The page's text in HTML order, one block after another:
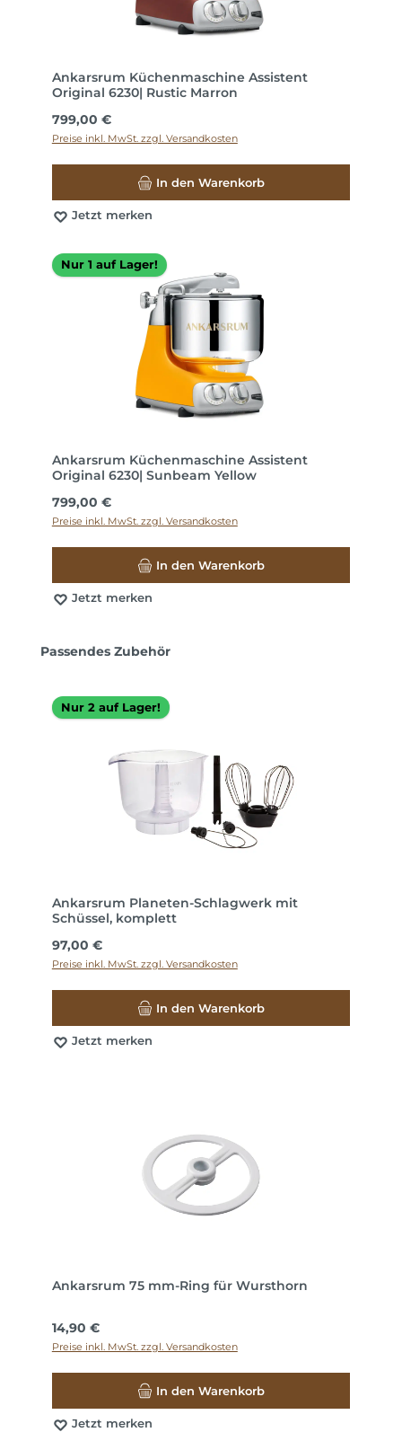
Ankarsrum Küchenmaschine Assistent
Original 6230| Rustic Marron
Regulärer Preis:
799,00 €
Preise inkl. MwSt. zzgl. Versandkosten
In den Warenkorb
Jetzt merken
Nur 1 auf Lager!
Ankarsrum Küchenmaschine Assistent
Original 6230| Sunbeam Yellow
Regulärer Preis:
799,00 €
Preise inkl. MwSt. zzgl. Versandkosten
In den Warenkorb
Jetzt merken
Produktgalerie überspringen
Passendes Zubehör
Nur 2 auf Lager!
Ankarsrum Planeten-Schlagwerk mit
Schüssel, komplett
Regulärer Preis:
97,00 €
Preise inkl. MwSt. zzgl. Versandkosten
In den Warenkorb
Jetzt merken
Ankarsrum 75 mm-Ring für Wursthorn
Regulärer Preis:
14,90 €
Preise inkl. MwSt. zzgl. Versandkosten
In den Warenkorb
Jetzt merken